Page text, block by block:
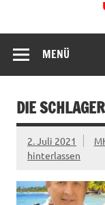
MENÜ
DIE
2. Juli 2021
hinterlassen